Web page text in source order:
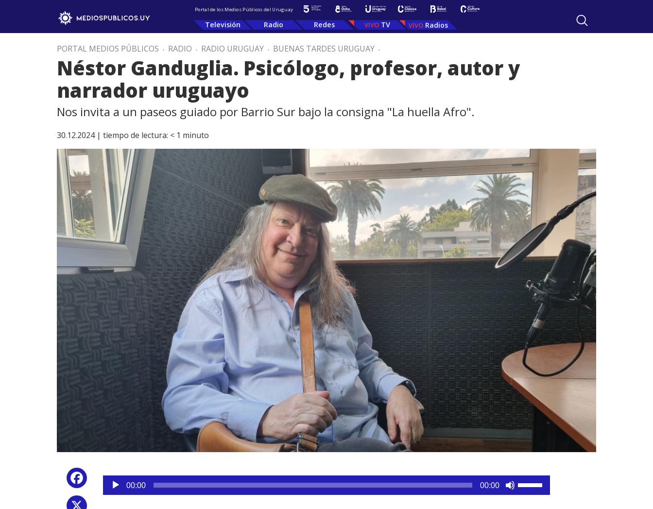
Portal de los Medios Públicos del Uruguay
Televisión Radio Redes TV Radios
PORTAL MEDIOS PÚBLICOS . RADIO . RADIO URUGUAY . BUENAS TARDES URUGUAY .
Néstor Ganduglia. Psicólogo, profesor, autor y
narrador uruguayo
Nos invita a un paseos guiado por Barrio Sur bajo la consigna "La huella Afro".
30.12.2024 | tiempo de lectura: < 1 minuto
Facebook
Reproductor
audio
00:00 00:00